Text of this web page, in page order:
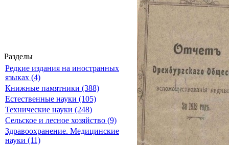
Разделы
Редкие издания на иностранных
языках (4)
Книжные памятники (388)
Естественные науки (105)
Технические науки (248)
Сельское и лесное хозяйство (9)
Здравоохранение. Медицинские
науки (11)